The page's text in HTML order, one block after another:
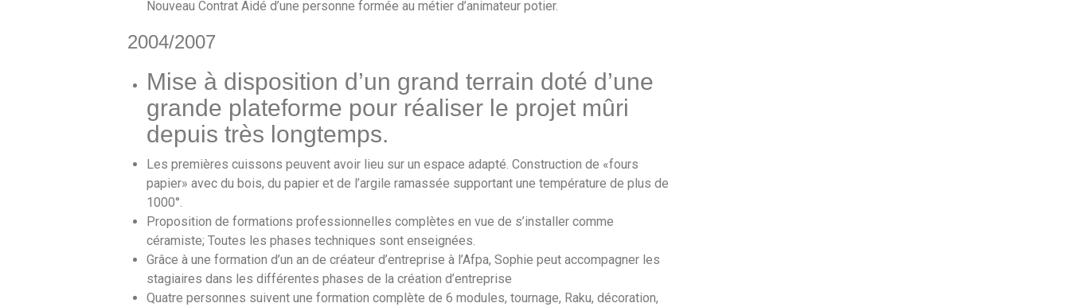
Nouveau Contrat Aidé d’une personne formée au métier d’animateur potier.
2004/2007
Mise à disposition d’un grand terrain doté d’une
grande plateforme pour réaliser le projet mûri
depuis très longtemps.
Les premières cuissons peuvent avoir lieu sur un espace adapté. Construction de «fours
papier» avec du bois, du papier et de l’argile ramassée supportant une température de plus de
1000°.
Proposition de formations professionnelles complètes en vue de s’installer comme
céramiste; Toutes les phases techniques sont enseignées.
Grâce à une formation d’un an de créateur d’entreprise à l’Afpa, Sophie peut accompagner les
stagiaires dans les différentes phases de la création d’entreprise
Quatre personnes suivent une formation complète de 6 modules, tournage, Raku, décoration,